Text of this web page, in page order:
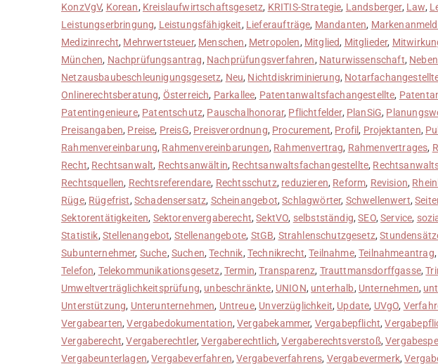
KonzVgV, Korean, Kreislaufwirtschaftsgesetz, KRITIS-Strategie, Landsberger, Law,
Leistungserbringung, Leistungsfähigkeit, Lieferaufträge, Mandanten,
Medizinrecht, Mehrwertsteuer, Menschen, Metropolen, Mitglied, Mitglieder,
München, Nachprüfungsantrag, Nachprüfungsverfahren, Naturwissenschaft,
Netzausbaubeschleunigungsgesetz, Neu, Nichtdiskriminierung,
Onlinerechtsberatung, Österreich, Parkallee, Patentanwaltsfachangestellte,
Patentingenieure, Patentschutz, Pauschalhonorar, Pflichtfelder, PlanSiG,
Preisangaben, Preise, PreisG, Preisverordnung, Procurement, Profil, Projektanten,
Rahmenvereinbarung, Rahmenvereinbarungen, Rahmenvertrag, Rahmenvertrages,
Recht, Rechtsanwalt, Rechtsanwältin, Rechtsanwaltsfachangestellte,
Rechtsquellen, Rechtsreferendare, Rechtsschutz, reduzieren, Reform, Revision,
Rüge, Rügefrist, Schadensersatz, Scheinangebot,Schlagwörter, Schwellenwert,
Sektorentätigkeiten, Sektorenvergaberecht,SektVO, selbstständig,SEO,Service,
Statistik, Stellenangebot, Stellenangebote, StGB, Strahlenschutzgesetz,
Subunternehmer, Suche, Suchen,Technik, Technikrecht,Teilnahme,Teilnahmeantrag
Telefon, Telekommunikationsgesetz, Termin,Transparenz, Trauttmansdorffgasse,
Umweltverträglichkeitsprüfung, unbeschränkte, UNION, unterhalb, Unternehmen,
Unterstützung, Unterunternehmen, Untreue, Unverzüglichkeit, Update, UVgO,
Vergabearten,Vergabedokumentation,Vergabekammer, Vergabepflicht,
Vergaberecht,Vergaberechtler,Vergaberechtlich,Vergaberechtsverstoß,
Vergabeunterlagen,Vergabeverfahren,Vergabeverfahrens, Vergabevermerk,